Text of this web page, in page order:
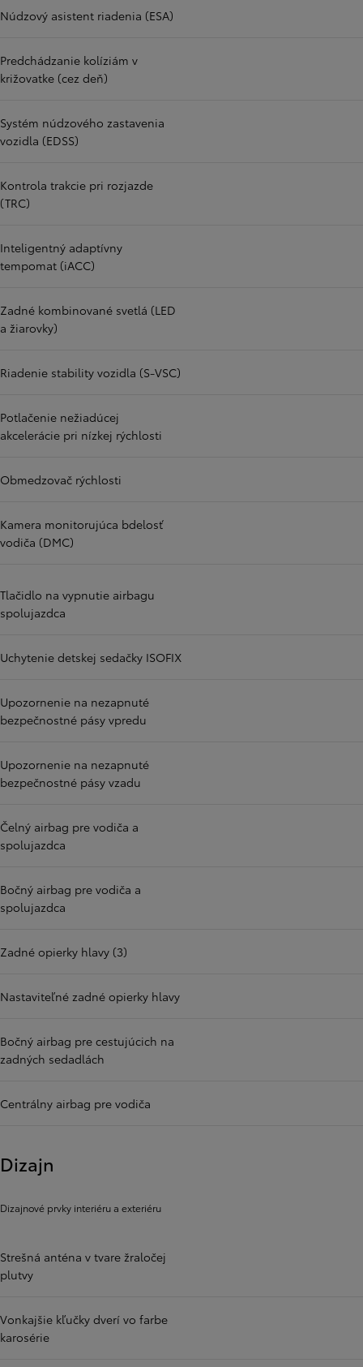
Núdzový asistent riadenia (ESA)
Predchádzanie kolíziám v
križovatke (cez deň)
Systém núdzového zastavenia
vozidla (EDSS)
Kontrola trakcie pri rozjazde
(TRC)
Inteligentný adaptívny
tempomat (iACC)
Zadné kombinované svetlá (LED
a žiarovky)
Riadenie stability vozidla (S-VSC)
Potlačenie nežiadúcej
akcelerácie pri nízkej rýchlosti
Obmedzovač rýchlosti
Kamera monitorujúca bdelosť
vodiča (DMC)
Tlačidlo na vypnutie airbagu
spolujazdca
Uchytenie detskej sedačky ISOFIX
Upozornenie na nezapnuté
bezpečnostné pásy vpredu
Upozornenie na nezapnuté
bezpečnostné pásy vzadu
Čelný airbag pre vodiča a
spolujazdca
Bočný airbag pre vodiča a
spolujazdca
Zadné opierky hlavy (3)
Nastaviteľné zadné opierky hlavy
Bočný airbag pre cestujúcich na
zadných sedadlách
Centrálny airbag pre vodiča
Dizajn
Dizajnové prvky interiéru a exteriéru
Strešná anténa v tvare žraločej
plutvy
Vonkajšie kľučky dverí vo farbe
karosérie